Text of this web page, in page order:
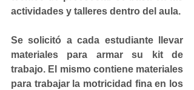
actividades y talleres dentro del aula.
Se solicitó a cada estudiante llevar
materiales para armar su kit de
trabajo. El mismo contiene materiales
para trabajar la motricidad fina en los